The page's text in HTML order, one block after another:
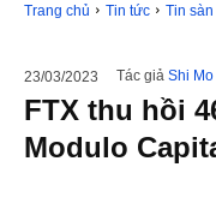
Trang chủ Tin tức Tin
23/03/2023 Tác giả Shi Mo
FTX thu hồi
Modulo